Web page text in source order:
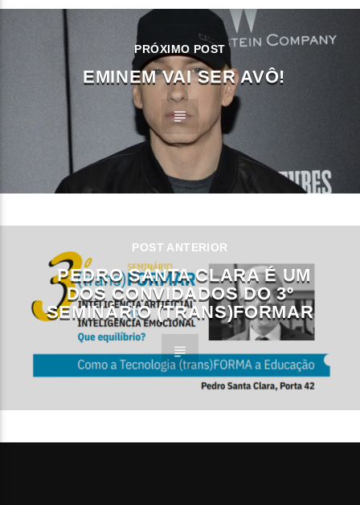
PRÓXIMO POST
EMINEM VAI SER AVÔ!
POST ANTERIOR
PEDRO SANTA CLARA É UM
DOS CONVIDADOS DO 3º
SEMINÁRIO (TRANS)FORMAR